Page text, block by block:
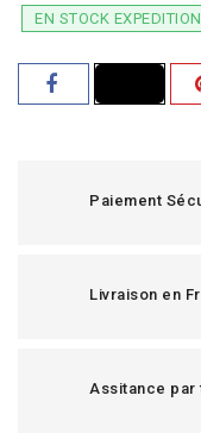
EN STOCK
Paiement
Livraison en
Assitance par